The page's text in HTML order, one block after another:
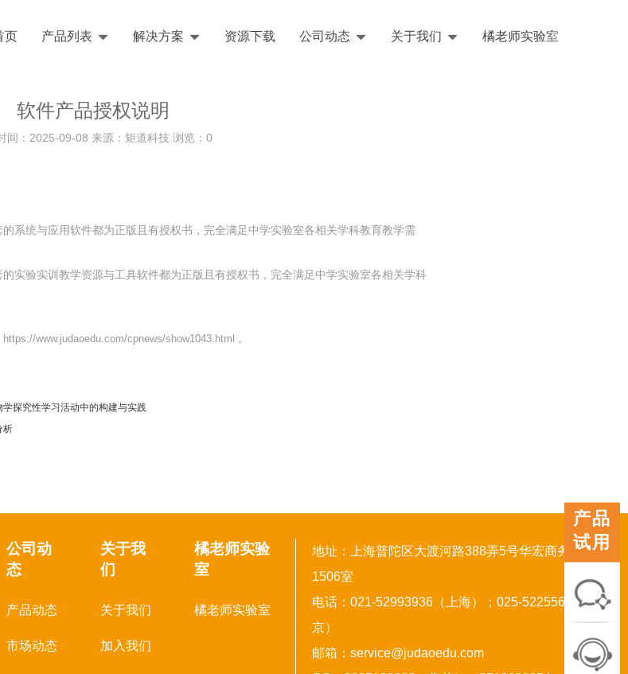
页 产品列表 解决方案 资源下载 公司动态 关于我们 橘老师实验室English
软件产品授权说明
间：2025-09-08 来源：矩道科技 浏览： 0
系统与应用软件都为正版且有授权书，完全满足中学实验室各相关学科教育教学需
实验实训教学资源与工具软件都为正版且有授权书，完全满足中学实验室各相关学科
https://www.judaoedu.com/cpnews/show1043.html 。
探究性学习活动中的构建与实践
析
公司动
态
产品动态
市场动态
关于我
们
关于我们
加入我们
橘老师实验
室
橘老师实验室
地址：上海普陀区大渡河路388弄5号华宏商务中心
1506室
电话：021-52993936（上海）；025-52255603（南
京）
邮箱：service@judaoedu.com
产品
试用
联系
我们